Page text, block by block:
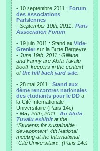
- 10 septembre 2011 : Forum
des Associations
Parisiennes
- September 10th, 2011 : Paris
Association Forum
- 19 juin 2011 : Stand au Vide-
Grenier sur la Butte Bergeyre
- June 19th, 2011 : Gilliane
and Fanny are Alofa Tuvalu
booth keepers in the context
ofthe hill back yard sale
- 28 mai 2011 : Stand aux
4ème rencontres nationales
des étudiants pour le DD à
la Cité Internationale
Universitaire (Paris 14e)
- May 28th, 2011 : An Alofa
Tuvalu exhibit at the
“Students for sustainable
development” 4th National
meeting at the International
“Cité Universitaire” (Paris 14e)